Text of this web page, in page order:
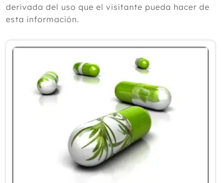
Marzo
Enero
2024
2023
2021
2020
2019
derivada del uso que el visitante pueda hacer de
esta información.